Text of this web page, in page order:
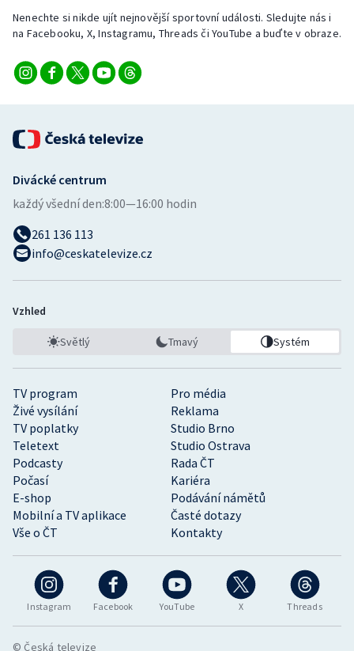
Veslování
Vodní slalom
Volejbal
Ostatní
Nenechte si nikde ujít nejnovější sportovní události. Sledujte nás i
na Facebooku, X, Instagramu, Threads či YouTube a buďte v obraze.
Instagram Facebook YouTube X Threads
TV program
Pro média
Živé vysílání
Reklama
TV poplatky
Studio Brno
Teletext
Studio Ostrava
Podcasty
Rada ČT
Počasí
Kariéra
E-shop
Podávání námětů
Mobilní a TV aplikace
Časté dotazy
Vše o ČT
Kontakty
Divácké centrum
každý všední den:8:00—16:00 hodin
261 136 113
info@ceskatelevize.cz
Vzhled
Světlý Tmavý Systém
© Česká televize